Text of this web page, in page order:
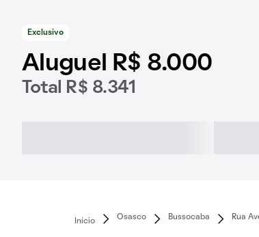
Exclusivo
Aluguel R$ 8.000
Total R$ 8.341
Início
Osasco Bussocaba Rua